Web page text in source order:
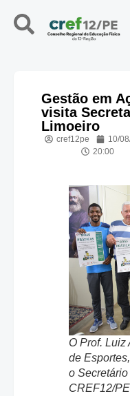
Gestão em
visita
Limoeiro
cref12pe
10/
20:00
O Prof. Luiz
de
o
CREF12/